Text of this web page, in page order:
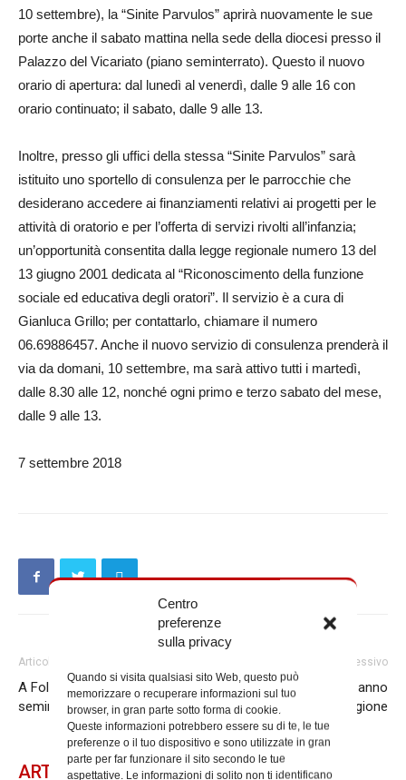
Centro
preferenze
sulla privacy
Quando si visita qualsiasi sito Web, questo può
memorizzare o recuperare informazioni sul tuo
browser, in gran parte sotto forma di cookie.
Queste informazioni potrebbero essere su di te, le tue
preferenze o il tuo dispositivo e sono utilizzate in gran
parte per far funzionare il sito secondo le tue
aspettative. Le informazioni di solito non ti identificano
10 settembre), la “Sinite Parvulos” aprirà nuovamente le sue
porte anche il sabato mattina nella sede della diocesi presso il
Palazzo del Vicariato (piano seminterrato). Questo il nuovo
orario di apertura: dal lunedì al venerdì, dalle 9 alle 16 con
orario continuato; il sabato, dalle 9 alle 13.
Inoltre, presso gli uffici della stessa “Sinite Parvulos” sarà
istituito uno sportello di consulenza per le parrocchie che
desiderano accedere ai finanziamenti relativi ai progetti per le
attività di oratorio e per l’offerta di servizi rivolti all’infanzia;
un’opportunità consentita dalla legge regionale numero 13 del
13 giugno 2001 dedicata al “Riconoscimento della funzione
sociale ed educativa degli oratori”. Il servizio è a cura di
Gianluca Grillo; per contattarlo, chiamare il numero
06.69886457. Anche il nuovo servizio di consulenza prenderà il
via da domani, 10 settembre, ma sarà attivo tutti i martedì,
dalle 8.30 alle 12, nonché ogni primo e terzo sabato del mese,
dalle 9 alle 13.
7 settembre 2018
Articolo precedente
A Foligno la tre giorni per tutti i
seminaristi
Articolo successivo
L’assemblea di inizio anno
degli insegnanti di religione
ARTICOLI CORRELATI